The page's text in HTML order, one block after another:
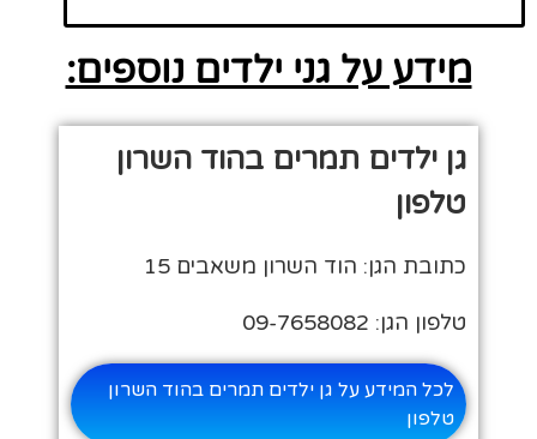
מידע על גני ילדים נוספים:
גן ילדים תמרים בהוד השרון
טלפון
כתובת הגן: הוד השרון משאבים 15
טלפון הגן: 09-7658082
לכל המידע על גן ילדים תמרים בהוד השרון
טלפון